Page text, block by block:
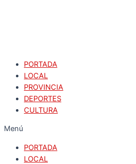
PORTADA
LOCAL
PROVINCIA
DEPORTES
CULTURA
Menú
PORTADA
LOCAL